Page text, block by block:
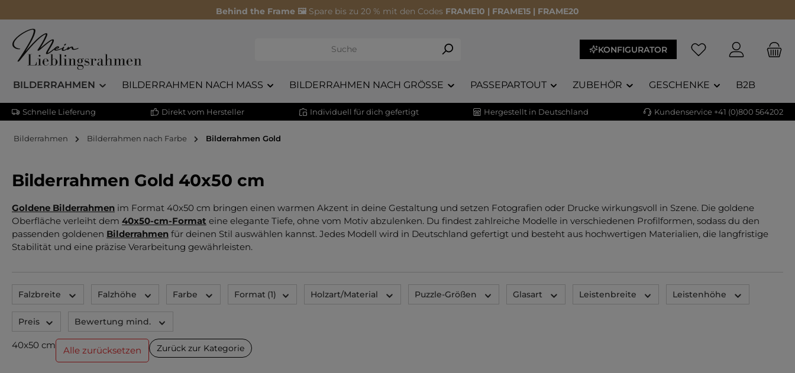
Behind the Frame 🖼️ Spare bis zu 20 % mit den Codes FRAME10 | FRAME15 | FRAME20
KONFIGURATOR Du hast 0 Produkte
BILDERRAHMEN BILDERRAHMEN NACH MASS BILDERRAHMEN NACH GRÖSSE PASSEPARTOUT ZUBEHÖR GESCHENKE B2B
Schnelle Lieferung Direkt vom Hersteller Individuell für dich gefertigt Hergestellt in Deutschland Kundenservice +41 (0)800 564202
Bilderrahmen Bilderrahmen nach Farbe Bilderrahmen Gold
Bilderrahmen Gold 40x50 cm
Goldene Bilderrahmen im Format 40x50 cm bringen einen warmen Akzent in deine Gestaltung und setzen Fotografien oder Drucke wirkungsvoll in Szene. Die goldene
Oberfläche verleiht dem 40x50-cm-Format eine elegante Tiefe, ohne vom Motiv abzulenken. Du findest zahlreiche Modelle in verschiedenen Profilformen, sodass du den
passenden goldenen Bilderrahmen für deinen Stil auswählen kannst. Jedes Modell wird in Deutschland gefertigt und besteht aus hochwertigen Materialien, die langfristige
Stabilität und eine präzise Verarbeitung gewährleisten.
Falzbreite Falzhöhe Farbe Format (1) Holzart/Material Puzzle-Größen Glasart Leistenbreite Leistenhöhe
Preis Bewertung mind.
40x50 cm Alle zurücksetzen Zurück zur Kategorie